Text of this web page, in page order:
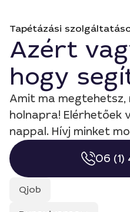
Tapétázási
Azért
hogy
Amit ma megtehetsz,
holnapra! Elérhetőek
nappal. Hívj minket
06
Qjob